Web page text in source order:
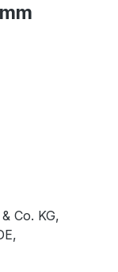
Co. KG,